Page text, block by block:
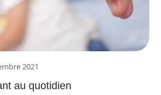
2021
au quotidien